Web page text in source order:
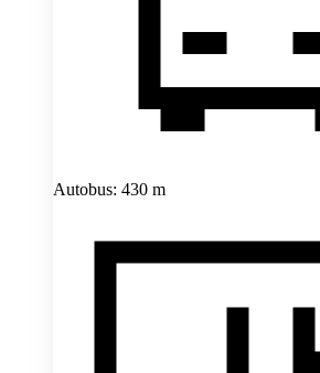
Autobus: 430 m